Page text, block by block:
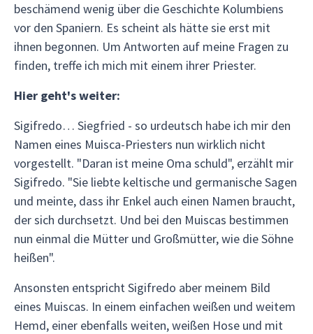
beschämend wenig über die Geschichte Kolumbiens
vor den Spaniern. Es scheint als hätte sie erst mit
ihnen begonnen. Um Antworten auf meine Fragen zu
finden, treffe ich mich mit einem ihrer Priester.
Hier geht's weiter:
Sigifredo… Siegfried - so urdeutsch habe ich mir den
Namen eines Muisca-Priesters nun wirklich nicht
vorgestellt. "Daran ist meine Oma schuld", erzählt mir
Sigifredo. "Sie liebte keltische und germanische Sagen
und meinte, dass ihr Enkel auch einen Namen braucht,
der sich durchsetzt. Und bei den Muiscas bestimmen
nun einmal die Mütter und Großmütter, wie die Söhne
heißen".
Ansonsten entspricht Sigifredo aber meinem Bild
eines Muiscas. In einem einfachen weißen und weitem
Hemd, einer ebenfalls weiten, weißen Hose und mit